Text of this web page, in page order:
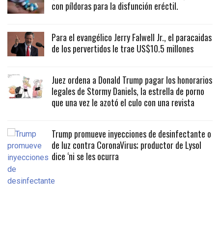
con píldoras para la disfunción eréctil.
Para el evangélico Jerry Falwell Jr., el paracaidas
de los pervertidos le trae US$10.5 millones
Juez ordena a Donald Trump pagar los honorarios
legales de Stormy Daniels, la estrella de porno
que una vez le azotó el culo con una revista
Trump promueve inyecciones de desinfectante o
de luz contra CoronaVirus; productor de Lysol
dice ‘ni se les ocurra